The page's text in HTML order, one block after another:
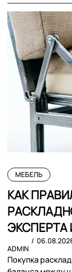
МЕБЕЛЬ
КАК
ЭКСПЕРТА
ADMIN
Покупка